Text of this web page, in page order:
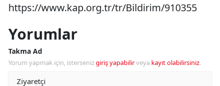
https://www.kap.org.tr/tr/Bildirim/910355
Yorumlar
Takma Ad
Yorum yapmak için, istersenizgiriş yapabilirveya kayıt olabilirsiniz.